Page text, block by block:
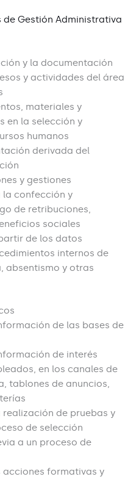
de Gestión Administrativa
y la documentación
y actividades del área
materiales y
en la selección y
humanos
derivada del
y gestiones
confección y
de retribuciones,
sociales
de los datos
internos de
absentismo y otras
de las bases de
de interés
en los canales de
tablones de anuncios,
de pruebas y
de selección
a un proceso de
formativas y